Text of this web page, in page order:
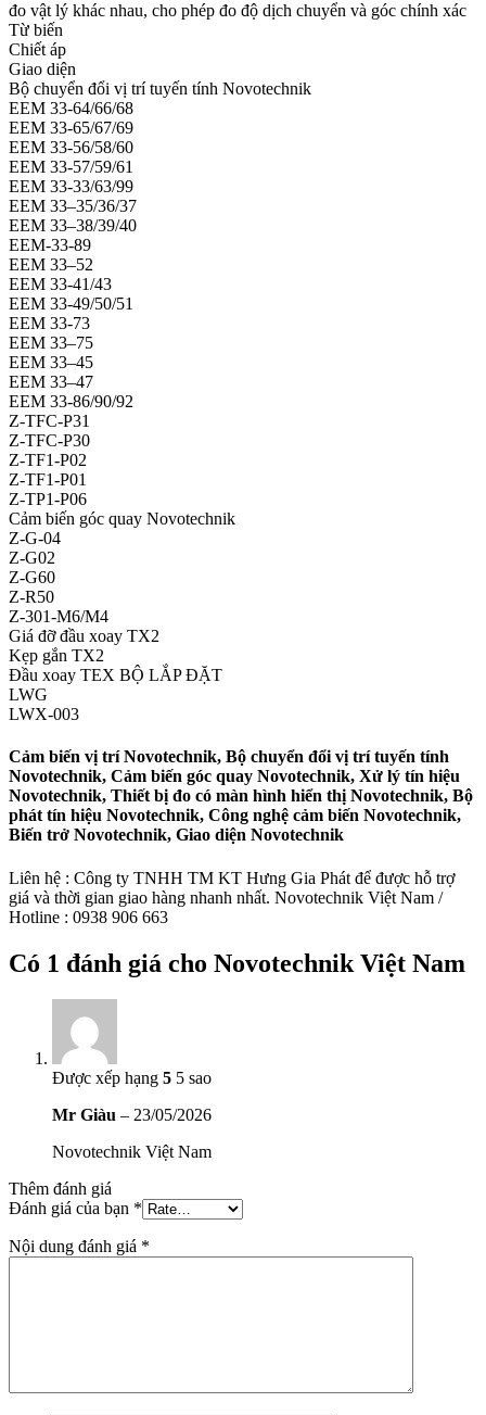
đo vật lý khác nhau, cho phép đo độ dịch chuyển và góc chính xác
Từ biến
Chiết áp
Giao diện
Bộ chuyển đổi vị trí tuyến tính Novotechnik
EEM 33-64/66/68
EEM 33-65/67/69
EEM 33-56/58/60
EEM 33-57/59/61
EEM 33-33/63/99
EEM 33–35/36/37
EEM 33–38/39/40
EEM-33-89
EEM 33–52
EEM 33-41/43
EEM 33-49/50/51
EEM 33-73
EEM 33–75
EEM 33–45
EEM 33–47
EEM 33-86/90/92
Z-TFC-P31
Z-TFC-P30
Z-TF1-P02
Z-TF1-P01
Z-TP1-P06
Cảm biến góc quay Novotechnik
Z-G-04
Z-G02
Z-G60
Z-R50
Z-301-M6/M4
Giá đỡ đầu xoay TX2
Kẹp gắn TX2
Đầu xoay TEX BỘ LẮP ĐẶT
LWG
LWX-003
Cảm biến vị trí Novotechnik, Bộ chuyển đổi vị trí tuyến tính
Novotechnik, Cảm biến góc quay Novotechnik, Xử lý tín hiệu
Novotechnik, Thiết bị đo có màn hình hiển thị Novotechnik, Bộ
phát tín hiệu Novotechnik, Công nghệ cảm biến Novotechnik,
Biến trở Novotechnik, Giao diện Novotechnik
Liên hệ : Công ty TNHH TM KT Hưng Gia Phát để được hỗ trợ
giá và thời gian giao hàng nhanh nhất. Novotechnik Việt Nam /
Hotline : 0938 906 663
Có 1 đánh giá cho Novotechnik Việt Nam
Được xếp hạng 5 5 sao
Mr Giàu – 23/05/2026
Novotechnik Việt Nam
Thêm đánh giá
Đánh giá của bạn *
Nội dung đánh giá *